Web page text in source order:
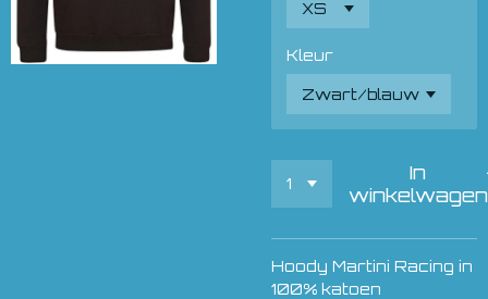
Kleur
In
winkelwagen
Hoody Martini Racing in
100% katoen